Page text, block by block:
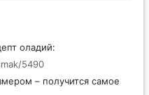
оладий:
5490
– получится самое